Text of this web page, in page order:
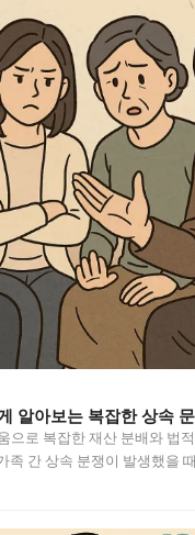
알아보는 복잡한 상속
으로 복잡한 재산 분배와 법
족 간 상속 분쟁이 발생했을
을 알아봅니다. 상…